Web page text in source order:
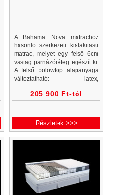
A Bahama Nova matrachoz
hasonló szerkezeti kialakítású
matrac, melyet egy felső 6cm
vastag párnázóréteg egészít ki.
A felső polowtop alapanyaga
változtatható: latex,
memoryfoam vagy hideghab
típusokban rendelhető.
205 900 Ft-tól
Részletek >>>